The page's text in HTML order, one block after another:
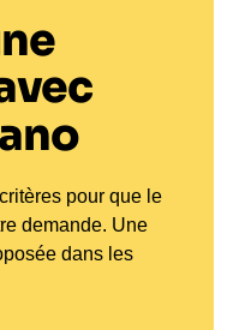
pour que le
demande. Une
dans les